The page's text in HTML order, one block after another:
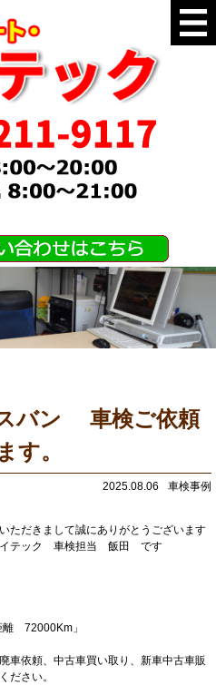
バン 車検ご依頼
す。
2025.08.06 車検事例
ただきまして誠にありがとうございます
イテック 車検担当 飯田 です
72000Km」
車依頼、中古車買い取り、新車中古車販
ださい。